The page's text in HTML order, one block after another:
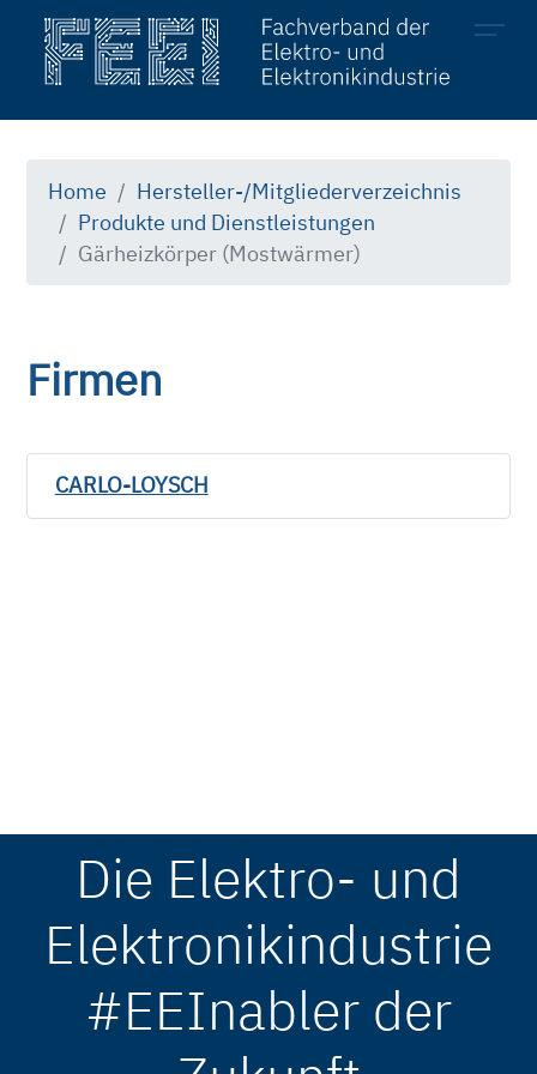
Mitglieder
Hersteller
Produkte & Dienstleistungen
Home
Hersteller-/Mitgliederverzeichnis
Produkte und Dienstleistungen
Gärheizkörper (Mostwärmer)
Firmen
CARLO-LOYSCH
Die Elektro- und
Elektronikindustrie
#EEInabler der